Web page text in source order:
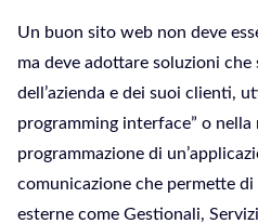
Un buon sito web non deve
ma deve adottare soluzioni
dell’azienda e dei suoi clienti,
programming interface” o
programmazione di
comunicazione che permette
esterne come Gestionali,